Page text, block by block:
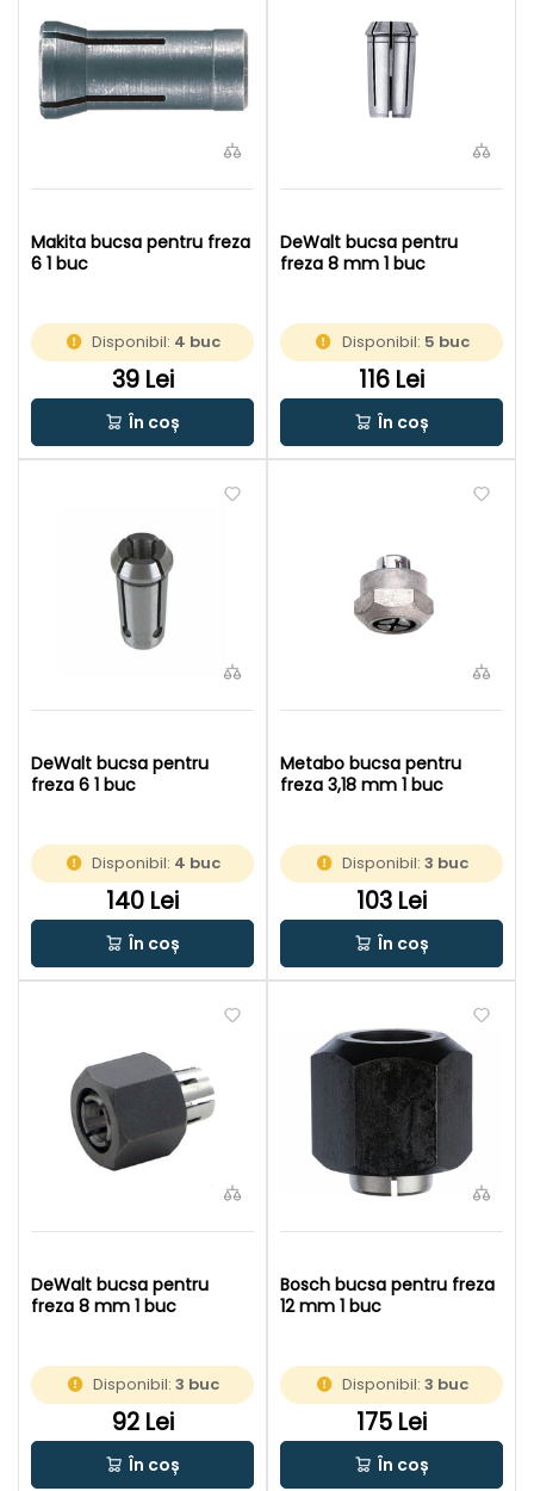
Makita bucsa pentru freza
6 1 buc
Disponibil: 4 buc
39 Lei
În coș
DeWalt bucsa pentru
freza 8 mm 1 buc
Disponibil: 5 buc
116 Lei
În coș
DeWalt bucsa pentru
freza 6 1 buc
Disponibil: 4 buc
140 Lei
În coș
Metabo bucsa pentru
freza 3,18 mm 1 buc
Disponibil:3 buc
103 Lei
În coș
DeWalt bucsa pentru
freza 8 mm 1 buc
Disponibil:3 buc
92 Lei
În coș
Bosch bucsa pentru freza
12 mm 1 buc
Disponibil:3 buc
175 Lei
În coș